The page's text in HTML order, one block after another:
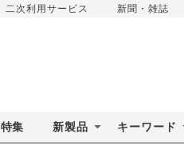
二次利用サービス 新聞・雑誌
特集 新製品 キーワード